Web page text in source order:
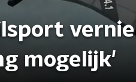
mogelijk'